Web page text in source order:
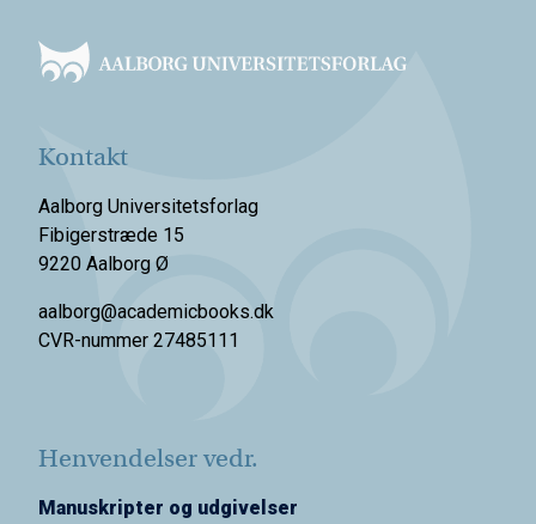
Kontakt
Aalborg Universitetsforlag
Fibigerstræde 15
9220 Aalborg Ø
aalborg@academicbooks.dk
CVR-nummer 27485111
Henvendelser vedr.
Manuskripter og udgivelser